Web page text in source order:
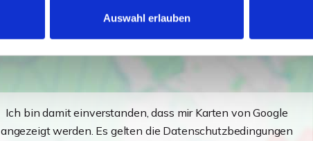
Auswahl erlauben
Ich bin damit einverstanden, dass mir Karten von Google
angezeigt werden. Es gelten die Datenschutzbedingungen